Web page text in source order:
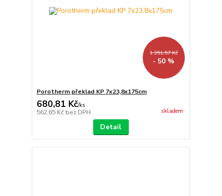
1 351,57 Kč
- 50 %
Porotherm překlad KP 7x23,8x175cm
680,81 Kč/ks
562,65 Kč bez DPH skladem
Detail